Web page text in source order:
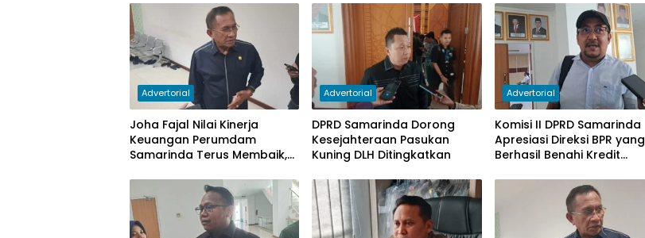
Advertorial
Joha Fajal Nilai Kinerja
Keuangan Perumdam
Samarinda Terus Membaik,
Subsidi Berkurang
Advertorial
DPRD Samarinda Dorong
Kesejahteraan Pasukan
Kuning DLH Ditingkatkan
Advertorial
Komisi II DPRD Samarinda
Apresiasi Direksi BPR yang
Berhasil Benahi Kredit